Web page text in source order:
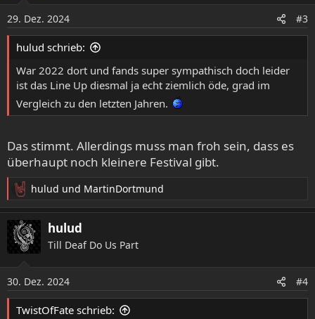
- Funeral Pile (DE/UKR) - Death/Doom Metal
- Heimdalls Wacht (DE) - Black Metal
- Horn (DE) - Black/Pagan Metal
- Naglfar (SWE) - Black/Death Metal
- Nornír (DE) - Black Metal
- Permutation (DE) - Black/Death Metal
- Requiem (SUI) - Death Metal
- The Spirit (DE) - Black/Death Metal
- Unstrut (DE) - Black/Doom Metal
Boarstream Open AiR 2025
järjestämä tapahtuma
perjantai, heinäkuu 18 2025. 506 on
kiinnostunut tapahtumasta ja 244
osallistuu siihen. Keskustelussa on
47 julkaisua.
n
e
n
29. Dez. 2024 #3
hulud schrieb:
War 2022 dort und fands super sympathisch doch leider
ist das Line Up diesmal ja echt ziemlich öde, grad im
Vergleich zu den letzten Jahren.
Das stimmt. Allerdings muss man froh sein, dass es
überhaupt noch kleinere Festival gibt.
R
e
a
k
n
e
hulud und MartinDortmund
hulud
Till Deaf Do Us Part
30. Dez. 2024 #4
TwistOfFate schrieb: